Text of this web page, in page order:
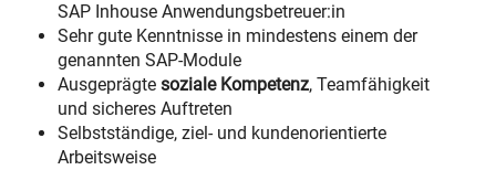
SAP Inhouse Anwendungsbetreuer:in
Sehr gute Kenntnisse in mindestens einem der
genannten SAP-Module
Ausgeprägte soziale Kompetenz, Teamfähigkeit
und sicheres Auftreten
Selbstständige, ziel- und kundenorientierte
Arbeitsweise